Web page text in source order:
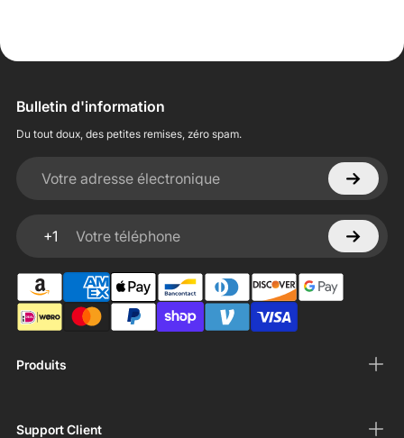
Produits
Support Client
Bulletin d'information
Du tout doux, des petites remises, zéro spam.
Votre adresse électronique
+1
Votre téléphone